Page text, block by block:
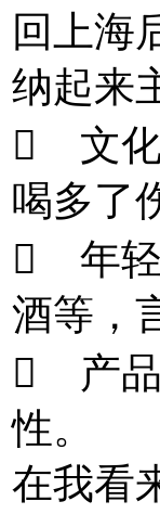
回上海
纳起来
 文化
喝多了
 年轻
酒等，
 产品
性。
在我看